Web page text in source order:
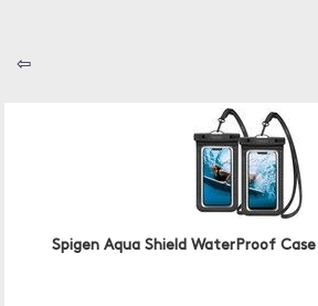
⇦
Spigen Aqua Shield WaterProof